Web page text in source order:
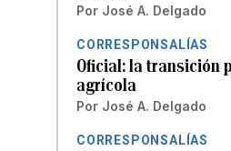
Por José A. Delgado
CORRESPONSALÍAS
Oficial: la transición
agrícola
Por José A. Delgado
CORRESPONSALÍAS